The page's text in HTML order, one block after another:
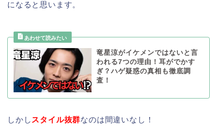
になると思います。
竜星涼がイケメンではないと言
われる7つの理由！耳がでかす
ぎ？ハゲ疑惑の真相も徹底調
査！
しかし スタイル抜群なのは間違いなし！